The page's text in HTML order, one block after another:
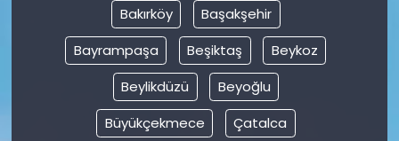
Bakırköy
Başakşehir
Bayrampaşa
Beşiktaş
Beykoz
Beylikdüzü
Beyoğlu
Büyükçekmece
Çatalca
Spor
Teknoloji